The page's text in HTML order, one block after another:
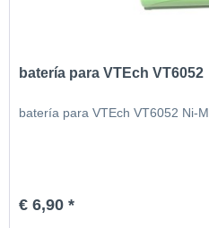
batería para VTEch VT6052
batería para VTEch VT6052 Ni-
€ 6,90 *